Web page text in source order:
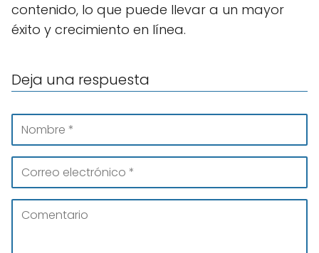
contenido, lo que puede llevar a un mayor
éxito y crecimiento en línea.
Deja una respuesta